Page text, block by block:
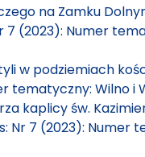
na Zamku
7 (2023): Numer
w podziemiach
tematyczny: Wilno i
kaplicy św.
Nr 7 (2023): Numer